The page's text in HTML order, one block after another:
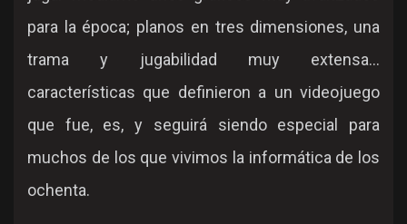
para la época; planos en tres dimensiones, una
trama y jugabilidad muy extensa...
características que definieron a un videojuego
que fue, es, y seguirá siendo especial para
muchos de los que vivimos la informática de los
ochenta.